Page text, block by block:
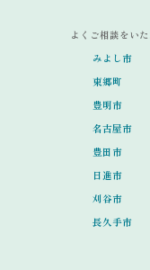
よくご相談をい
みよし市
東郷町
豊明市
名古屋市
豊田市
日進市
刈谷市
長久手市